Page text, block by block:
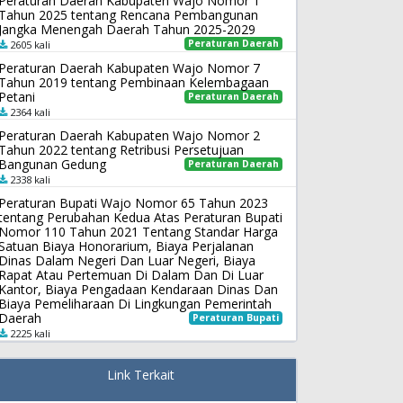
2025 tentang Rencana Pembangunan
Menengah Daerah Tahun 2025-2029
Peraturan Daerah
2605 kali
Daerah Kabupaten Wajo Nomor 7
2019 tentang Pembinaan Kelembagaan
Peraturan Daerah
2364 kali
Daerah Kabupaten Wajo Nomor 2
2022 tentang Retribusi Persetujuan
Gedung
Peraturan Daerah
2338 kali
Bupati Wajo Nomor 65 Tahun 2023
Perubahan Kedua Atas Peraturan Bupati
110 Tahun 2021 Tentang Standar Harga
Biaya Honorarium, Biaya Perjalanan
Dalam Negeri Dan Luar Negeri, Biaya
Atau Pertemuan Di Dalam Dan Di Luar
Biaya Pengadaan Kendaraan Dinas Dan
Pemeliharaan Di Lingkungan Pemerintah
Peraturan Bupati
2225 kali
Link Terkait